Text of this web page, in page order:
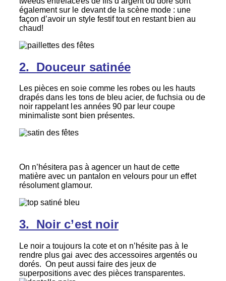
également sur le devant de la scène mode : une
façon d’avoir un style festif tout en restant bien au
chaud!
2. Douceur satinée
Les pièces en soie comme les robes ou les hauts
drapés dans les tons de bleu acier, de fuchsia ou de
noir rappelant les années 90 par leur coupe
minimaliste sont bien présentes.
On n’hésitera pas à agencer un haut de cette
matière avec un pantalon en velours pour un effet
résolument glamour.
3. Noir c’est noir
Le noir a toujours la cote et on n’hésite pas à le
rendre plus gai avec des accessoires argentés ou
dorés. On peut aussi faire des jeux de
superpositions avec des pièces transparentes.